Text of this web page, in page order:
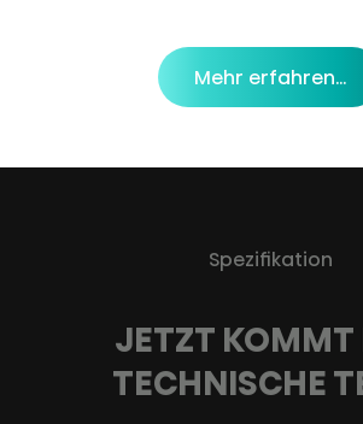
Mehr erfahren…
Spezifikation
JETZT KOMMT
TECHNISCHE